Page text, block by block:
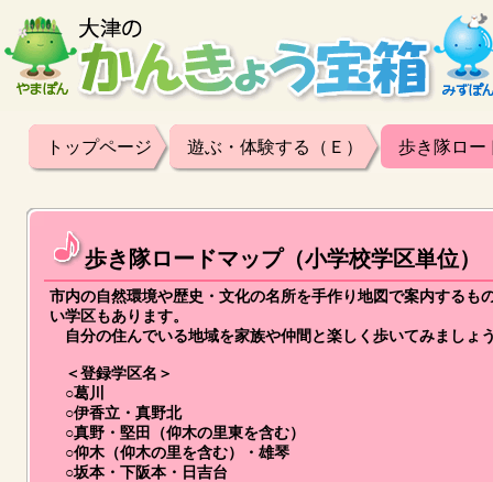
トップページ 遊ぶ・体験する（Ｅ） 歩き隊ロー
歩き隊ロードマップ（小学校学区単位）
市内の自然環境や歴史・文化の名所を手作り地図で案内する
い学区もあります。
自分の住んでいる地域を家族や仲間と楽しく歩いてみましょ
＜登録学区名＞
○葛川
○伊香立・真野北
○真野・堅田（仰木の里東を含む）
○仰木（仰木の里を含む）・雄琴
○坂本・下阪本・日吉台